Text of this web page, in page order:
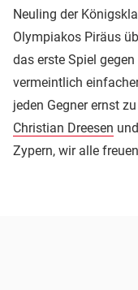
Neuling der
Olympiakos Piräus
das erste Spiel
vermeintlich
jeden Gegner ernst
Christian Dreesen
Zypern, wir alle